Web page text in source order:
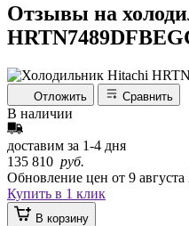
Отзывы на
Отложить Сравнить
В наличии
доставим за 1-4 дня
135 810 руб.
Обновление цен от 9 августа
Купить в 1 клик
В корзину